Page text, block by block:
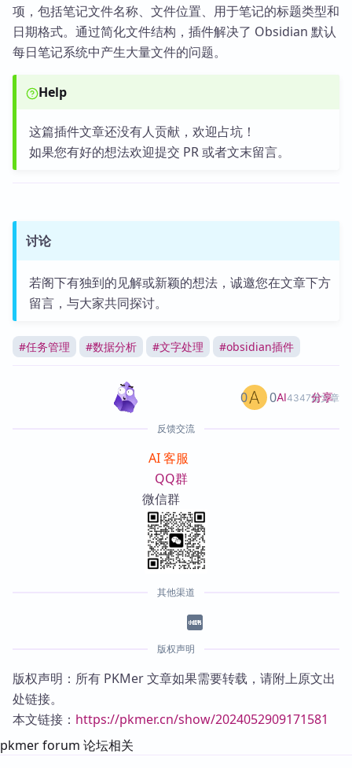
项，包括笔记文件名称、文件位置、用于笔记的标题类型和
日期格式。通过简化文件结构，插件解决了 Obsidian 默认
每日笔记系统中产生大量文件的问题。
Help
这篇插件文章还没有人贡献，欢迎占坑！
如果您有好的想法欢迎提交 PR 或者文末留言。
讨论
若阁下有独到的见解或新颖的想法，诚邀您在文章下方
留言，与大家共同探讨。
#任务管理 #数据分析 #文字处理 #obsidian插件
AI4347篇文章
0 0 分享
反馈交流
AI 客服
QQ群
微信群
其他渠道
版权声明
版权声明：所有 PKMer 文章如果需要转载，请附上原文出
处链接。
本文链接： https://pkmer.cn/show/2024052909171581
pkmer forum 论坛相关